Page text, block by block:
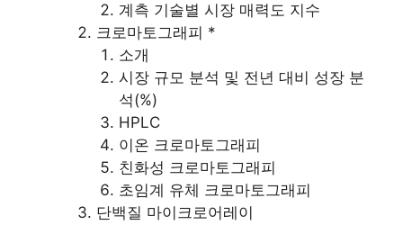
계측 기술별 시장 매력도 지수
크로마토그래피 *
소개
시장 규모 분석 및 전년 대비 성장 분
석(%)
HPLC
이온 크로마토그래피
친화성 크로마토그래피
초임계 유체 크로마토그래피
단백질 마이크로어레이